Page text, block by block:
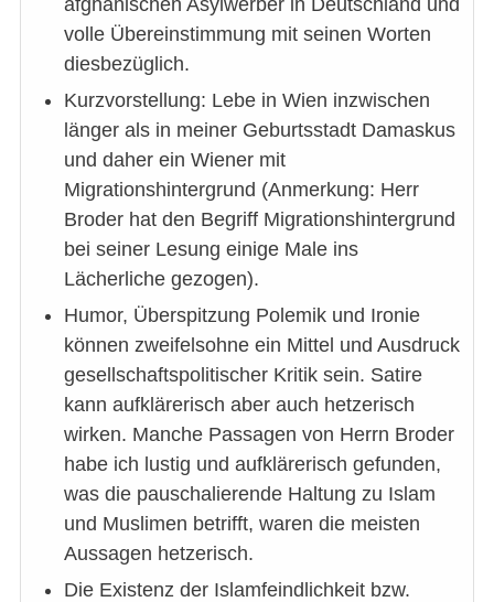
volle Übereinstimmung mit seinen Worten
diesbezüglich.
Kurzvorstellung: Lebe in Wien inzwischen
länger als in meiner Geburtsstadt Damaskus
und daher ein Wiener mit
Migrationshintergrund (Anmerkung: Herr
Broder hat den Begriff Migrationshintergrund
bei seiner Lesung einige Male ins
Lächerliche gezogen).
Humor, Überspitzung Polemik und Ironie
können zweifelsohne ein Mittel und Ausdruck
gesellschaftspolitischer Kritik sein. Satire
kann aufklärerisch aber auch hetzerisch
wirken. Manche Passagen von Herrn Broder
habe ich lustig und aufklärerisch gefunden,
was die pauschalierende Haltung zu Islam
und Muslimen betrifft, waren die meisten
Aussagen hetzerisch.
Die Existenz der Islamfeindlichkeit bzw.